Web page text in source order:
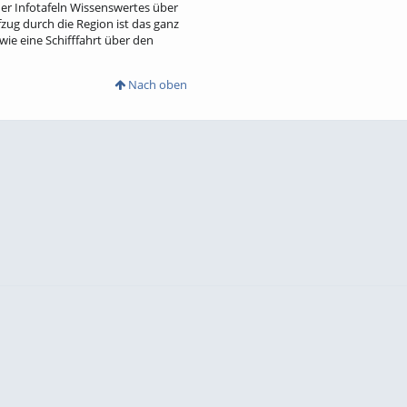
Infotafeln Wissenswertes über
durch die Region ist das ganz
eine Schifffahrt über den
Nach oben